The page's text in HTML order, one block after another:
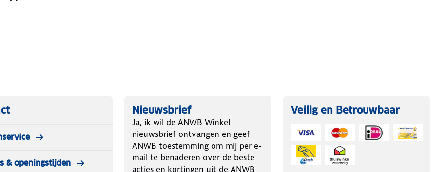
& openingstijden
Nieuwsbrief
Ja, ik wil de ANWB Winkel
nieuwsbrief ontvangen en geef
ANWB toestemming om mij per e-
mail te benaderen over de beste
acties en kortingen uit de ANWB
Veilig en Betrouwbaar